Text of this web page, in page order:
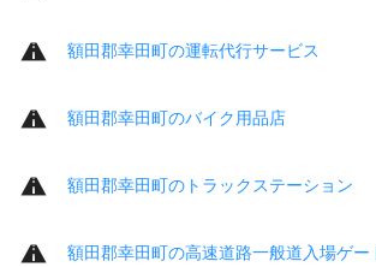
額田郡幸田町の運転代行サービス
額田郡幸田町のバイク用品店
額田郡幸田町のトラックステーション
額田郡幸田町の高速道路一般道入場ゲー